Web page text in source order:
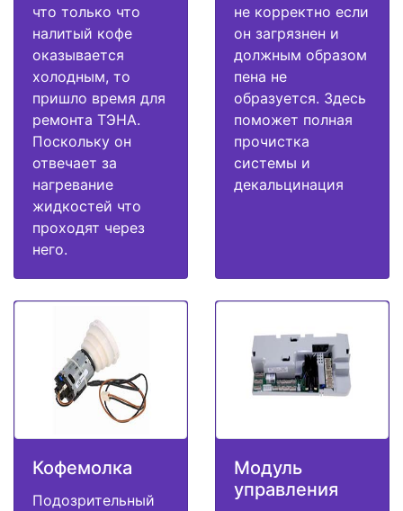
что только что
налитый кофе
оказывается
холодным, то
пришло время для
ремонта ТЭНА.
Поскольку он
отвечает за
нагревание
жидкостей что
проходят через
него.
не корректно если
он загрязнен и
должным образом
пена не
образуется. Здесь
поможет полная
прочистка
системы и
декальцинация
Кофемолка
Подозрительный
Модуль
управления